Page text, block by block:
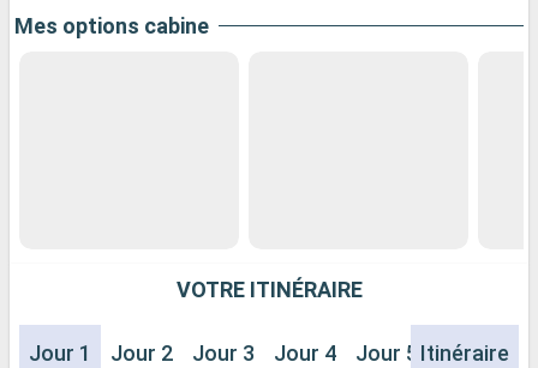
Mes options cabine
VOTRE ITINÉRAIRE
Jour 1 Jour 2 Jour 3 Jour 4 Jour 5 Jour 6
Itinéraire